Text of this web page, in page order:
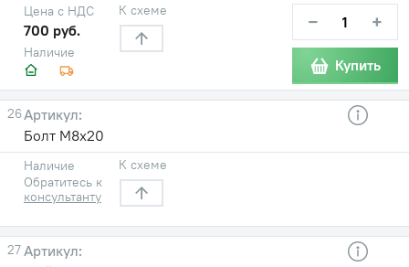
Наличие
Цена с НДС
700 руб.
К схеме − +
Купить
26
Болт М8х20
Наличие
Обратитесь к
консультанту
К схеме
27